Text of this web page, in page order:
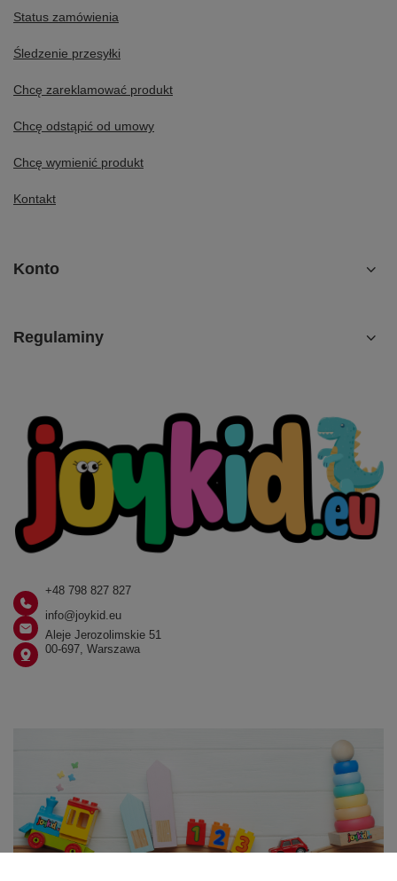
Status zamówienia
Śledzenie przesyłki
Chcę zareklamować produkt
Chcę odstąpić od umowy
Chcę wymienić produkt
Kontakt
Konto
Regulaminy
+48 798 827 827
info@joykid.eu
Aleje Jerozolimskie 51
00-697, Warszawa